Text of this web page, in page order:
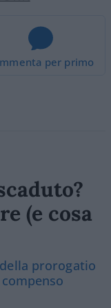
per primo
(e cosa
prorogatio